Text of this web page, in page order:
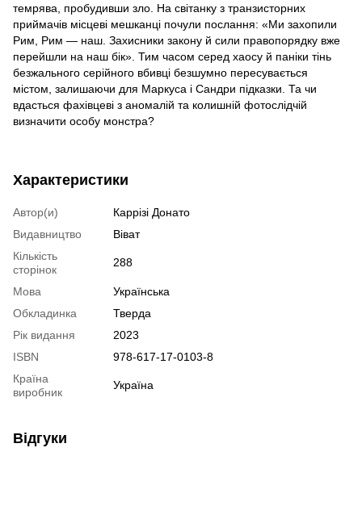
темрява, пробудивши зло. На світанку з транзисторних
приймачів місцеві мешканці почули послання: «Ми захопили
Рим, Рим — наш. Захисники закону й сили правопорядку вже
перейшли на наш бік». Тим часом серед хаосу й паніки тінь
безжального серійного вбивці безшумно пересувається
містом, залишаючи для Маркуса і Сандри підказки. Та чи
вдасться фахівцеві з аномалій та колишній фотослідчій
визначити особу монстра?
Характеристики
Автор(и)
Каррізі Донато
Видавництво
Віват
Кількість
сторінок
288
Мова
Українська
Обкладинка
Тверда
Рік видання
2023
ISBN
978-617-17-0103-8
Країна
виробник
Україна
Відгуки